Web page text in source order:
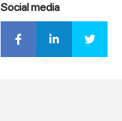
Social media